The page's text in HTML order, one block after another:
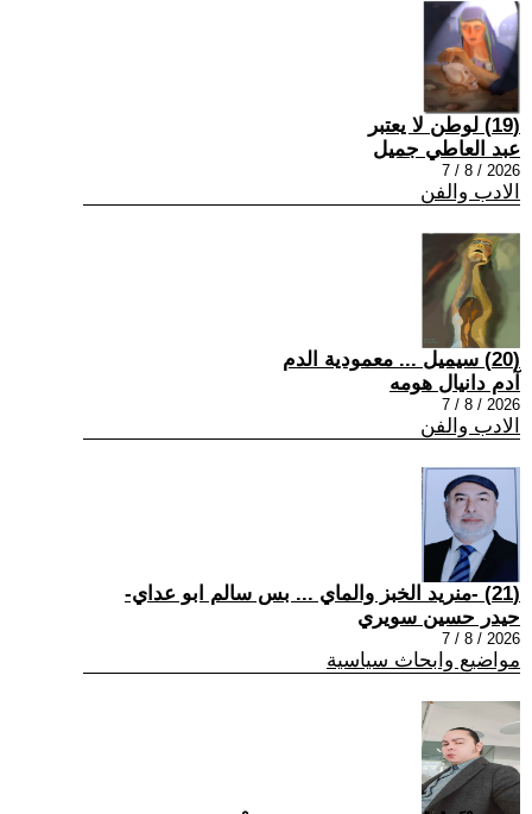
(19) لوطن لا يعتبر
عبد العاطي جميل
2026 / 8 / 7
الادب والفن
(20) سيميل ... معمودية الدم
آدم دانيال هومه
2026 / 8 / 7
الادب والفن
(21) -منريد الخبز والماي ... بس سالم ابو عداي-
حيدر حسين سويري
2026 / 8 / 7
مواضيع وابحاث سياسية